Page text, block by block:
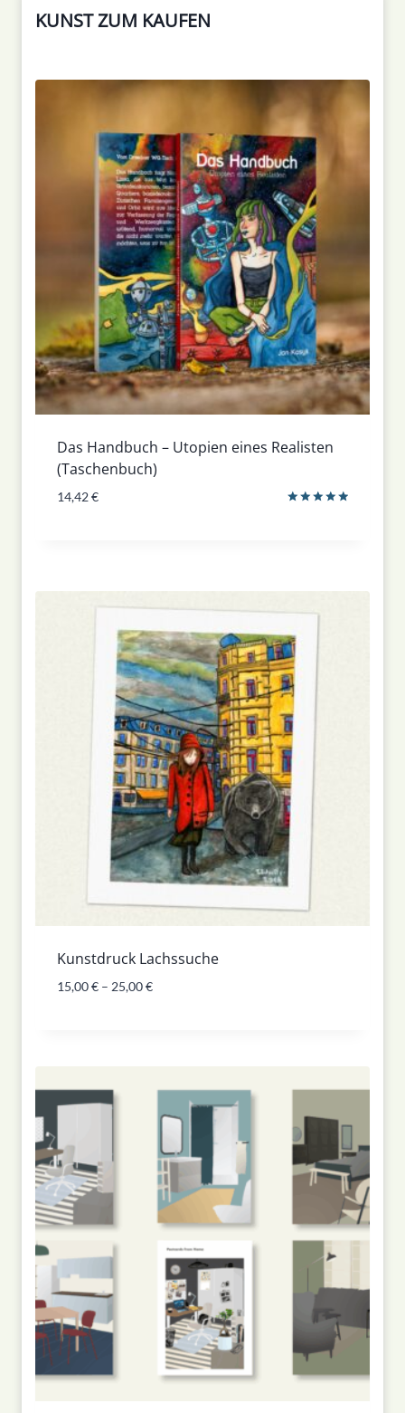
KUNST ZUM KAUFEN
Das Handbuch – Utopien eines Realisten
(Taschenbuch)
14,42€
Kunstdruck Lachssuche
15,00€ – 25,00€